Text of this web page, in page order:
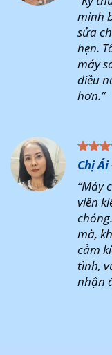
minh
sửa
hẹn.
máy
điều
hơn.”
Chị Ái
“Máy
viên
mà,
cảm
tình,
nhận